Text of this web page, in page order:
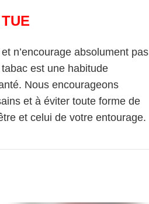
n’encourage absolument pas
est une habitude
Nous encourageons
et à éviter toute forme de
et celui de votre entourage.